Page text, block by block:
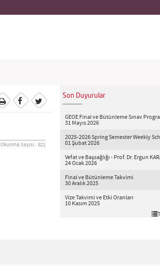
Okunma Sayısı : 821
Son Duyurular
GEOE Final ve Bütünleme Sınav
31 Mayıs 2026
2025-2026 Spring Semester Weekly
01 Şubat 2026
Vefat ve Başsağlığı - Prof. Dr. Ergun
24 Ocak 2026
Final ve Bütünleme Takvimi
30 Aralık 2025
Vize Takvimi ve Etki Oranları
10 Kasım 2025